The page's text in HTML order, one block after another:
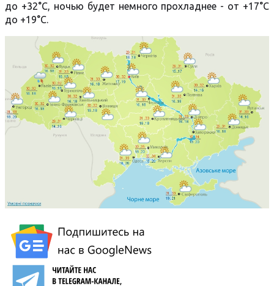
до +32°C, ночью будет немного прохладнее - от +17°C
до +19°C.